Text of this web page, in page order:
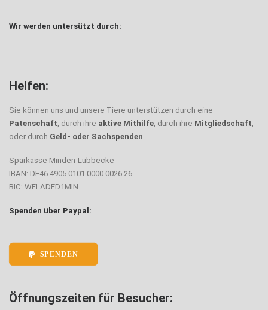
Wir werden untersützt durch:
Helfen:
Sie können uns und unsere Tiere unterstützen durch eine
Patenschaft, durch ihre aktive Mithilfe, durch ihre Mitgliedschaft,
oder durch Geld- oder Sachspenden.
Sparkasse Minden-Lübbecke
IBAN: DE46 4905 0101 0000 0026 26
BIC: WELADED1MIN
Spenden über Paypal:
SPENDEN
Öffnungszeiten für Besucher: